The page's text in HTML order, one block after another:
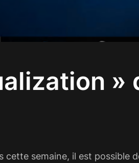
»
cette semaine, il est